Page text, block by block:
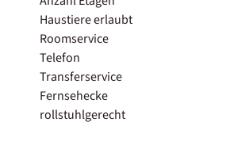
Haustiere erlaubt
Roomservice
Telefon
Transferservice
Fernsehecke
rollstuhlgerecht